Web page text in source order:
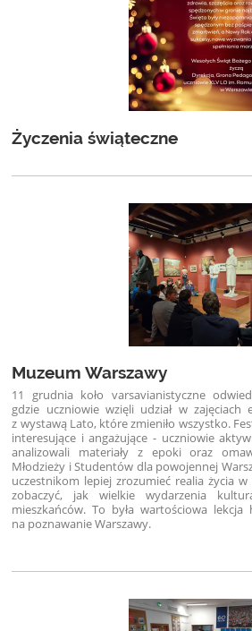
Życzenia świąteczne
Muzeum Warszawy
11 grudnia koło varsavianistyczne
gdzie uczniowie wzięli udział w zajęciach
z wystawą Lato, które zmieniło wszystko.
interesujące i angażujące - uczniowie
analizowali materiały z epoki oraz
Młodzieży i Studentów dla powojennej
uczestnikom lepiej zrozumieć realia życia
zobaczyć, jak wielkie wydarzenia
mieszkańców. To była wartościowa
na poznawanie Warszawy.